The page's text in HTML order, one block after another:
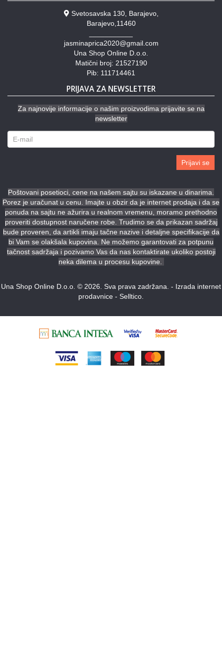
Svetosavska 130, Barajevo,
Barajevo,11460
jasminaprica2020@gmail.com
Una Shop Online D.o.o.
Matični broj: 21527190
Pib: 111714461
PRIJAVA ZA NEWSLETTER
Za najnovije informacije o našim proizvodima prijavite se na
newsletter
Prijavi se
Poštovani posetioci, cene na našem sajtu su iskazane u dinarima.
Porez je uračunat u cenu. Imajte u obzir da je internet prodaja i da se
ponuda na sajtu ne ažurira u realnom vremenu, moramo prethodno
proveriti dostupnost naručene robe. Trudimo se da prikazan sadržaj
bude proveren, da artikli imaju tačne nazive i detaljne specifikacije da
bi Vam se olakšala kupovina. Ne možemo garantovati za potpunu
tačnost sadržaja i pozivamo Vas da nas kontaktirate ukoliko postoji
neka dilema u procesu kupovine.
Una Shop Online D.o.o. © 2026. Sva prava zadržana. - Izrada internet
prodavnice - Selltico.